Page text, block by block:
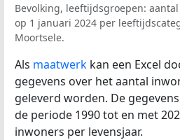
Bevolking, leeftijdsgroepen:
op 1 januari 2024 per
Moortsele.
Als maatwerk kan een Excel
gegevens over het aantal
geleverd worden. De
de periode 1990 tot en met
inwoners per levensjaar.